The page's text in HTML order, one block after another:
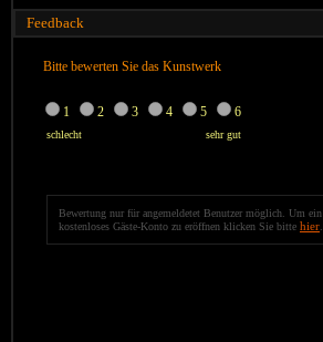
Feedback
Bitte bewerten Sie das Kunstwerk
1 2 3 4 5 6
schlecht sehr gut
Bewertung nur für angemeldetet Benutzer möglich. Um ein
kostenloses Gäste-Konto zu eröffnen klicken Sie bitte hier